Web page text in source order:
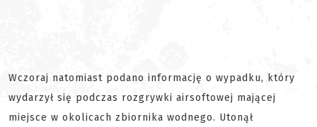
Wczoraj natomiast podano informację o wypadku, który
wydarzył się podczas rozgrywki airsoftowej mającej
miejsce w okolicach zbiornika wodnego. Utonął